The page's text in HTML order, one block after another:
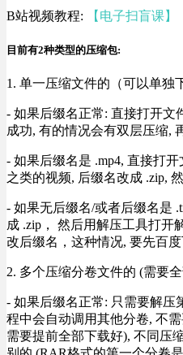
B站视频教程: 【电子扫盲课
目前有2种类型的压缩包:
1. 单一压缩文件的（可以单独
- 如果后缀名正常: 直接打开文
成功, 有的情况会有双层压缩,
- 如果后缀名是 .mp4, 直接打
之类的视频, 后缀名改成 .zip,
- 如果无后缀名/或者后缀名是
成 .zip， 然后用解压工具打开
改后缀名，这种情况, 要先百
2. 多个压缩分卷文件的 (需要
- 如果后缀名正常: 只需要解压
程中会自动调用其他分卷, 不
需要提前全部下载好), 不同压